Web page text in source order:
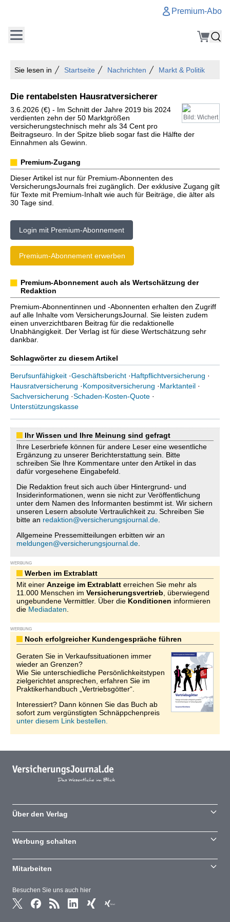
Premium-Abo
Sie lesen in Startseite Nachrichten Markt & Politik
Die rentabelsten Hausratversicherer
Bild: Wichert
3.6.2026 (€) - Im Schnitt der Jahre 2019 bis 2024
verdienten zehn der 50 Marktgrößen
versicherungstechnisch mehr als 34 Cent pro
Beitragseuro. In der Spitze blieb sogar fast die Hälfte der
Einnahmen als Gewinn.
Premium-Zugang
Dieser Artikel ist nur für Premium-Abonnenten des
VersicherungsJournals frei zugänglich. Der exklusive Zugang gilt
für Texte mit Premium-Inhalt wie auch für Beiträge, die älter als
30 Tage sind.
Login mit Premium-Abonnement
Premium-Abonnement erwerben
Premium-Abonnement auch als Wertschätzung der
Redaktion
Premium-Abonnentinnen und -Abonnenten erhalten den Zugriff
auf alle Inhalte vom VersicherungsJournal. Sie leisten zudem
einen unverzichtbaren Beitrag für die redaktionelle
Unabhängigkeit. Der Verlag ist für diese Wertschätzung sehr
dankbar.
Schlagwörter zu diesem Artikel
Berufsunfähigkeit ·Geschäftsbericht ·Haftpflichtversicherung ·
Hausratversicherung ·Kompositversicherung ·Marktanteil ·
Sachversicherung ·Schaden-Kosten-Quote ·
Unterstützungskasse
Ihr Wissen und Ihre Meinung sind gefragt
Ihre Leserbriefe können für andere Leser eine wesentliche
Ergänzung zu unserer Berichterstattung sein. Bitte
schreiben Sie Ihre Kommentare unter den Artikel in das
dafür vorgesehene Eingabefeld.
Die Redaktion freut sich auch über Hintergrund- und
Insiderinformationen, wenn sie nicht zur Veröffentlichung
unter dem Namen des Informanten bestimmt ist. Wir sichern
unseren Lesern absolute Vertraulichkeit zu. Schreiben Sie
bitte an redaktion@versicherungsjournal.de
Allgemeine Pressemitteilungen erbitten wir an
meldungen@versicherungsjournal.de
WERBUNG
Werben im Extrablatt
Mit einer Anzeige im Extrablatt erreichen Sie mehr als
11.000 Menschen im Versicherungsvertrieb , überwiegend
ungebundene Vermittler. Über die Konditionen informieren
die Mediadaten
WERBUNG
Noch erfolgreicher Kundengespräche führen
Geraten Sie in Verkaufssituationen immer
wieder an Grenzen?
Wie Sie unterschiedliche Persönlichkeitstypen
zielgerichtet ansprechen, erfahren Sie im
Praktikerhandbuch „Vertriebsgötter“.
Interessiert? Dann können Sie das Buch ab
sofort zum vergünstigten Schnäppchenpreis
unter diesem Link bestellen.
Besuchen Sie uns auch hier
Über den Verlag
Werbung schalten
Mitarbeiten